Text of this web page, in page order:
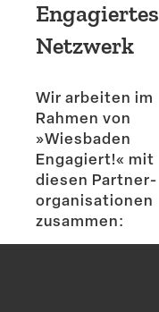
Engagiertes
Netzwerk
Wir arbeiten im
Rahmen von
»Wiesbaden
Engagiert!« mit
diesen Partner­
or­ga­ni­sa­tionen
zusammen: